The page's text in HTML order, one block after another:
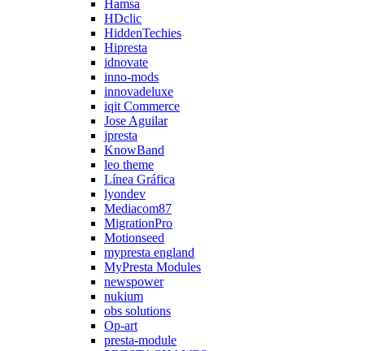
Hamsa
HDclic
HiddenTechies
Hipresta
idnovate
inno-mods
innovadeluxe
iqit Commerce
Jose Aguilar
jpresta
KnowBand
leo theme
Línea Gráfica
lyondev
Mediacom87
MigrationPro
Motionseed
mypresta england
MyPresta Modules
newspower
nukium
obs solutions
Op-art
presta-module